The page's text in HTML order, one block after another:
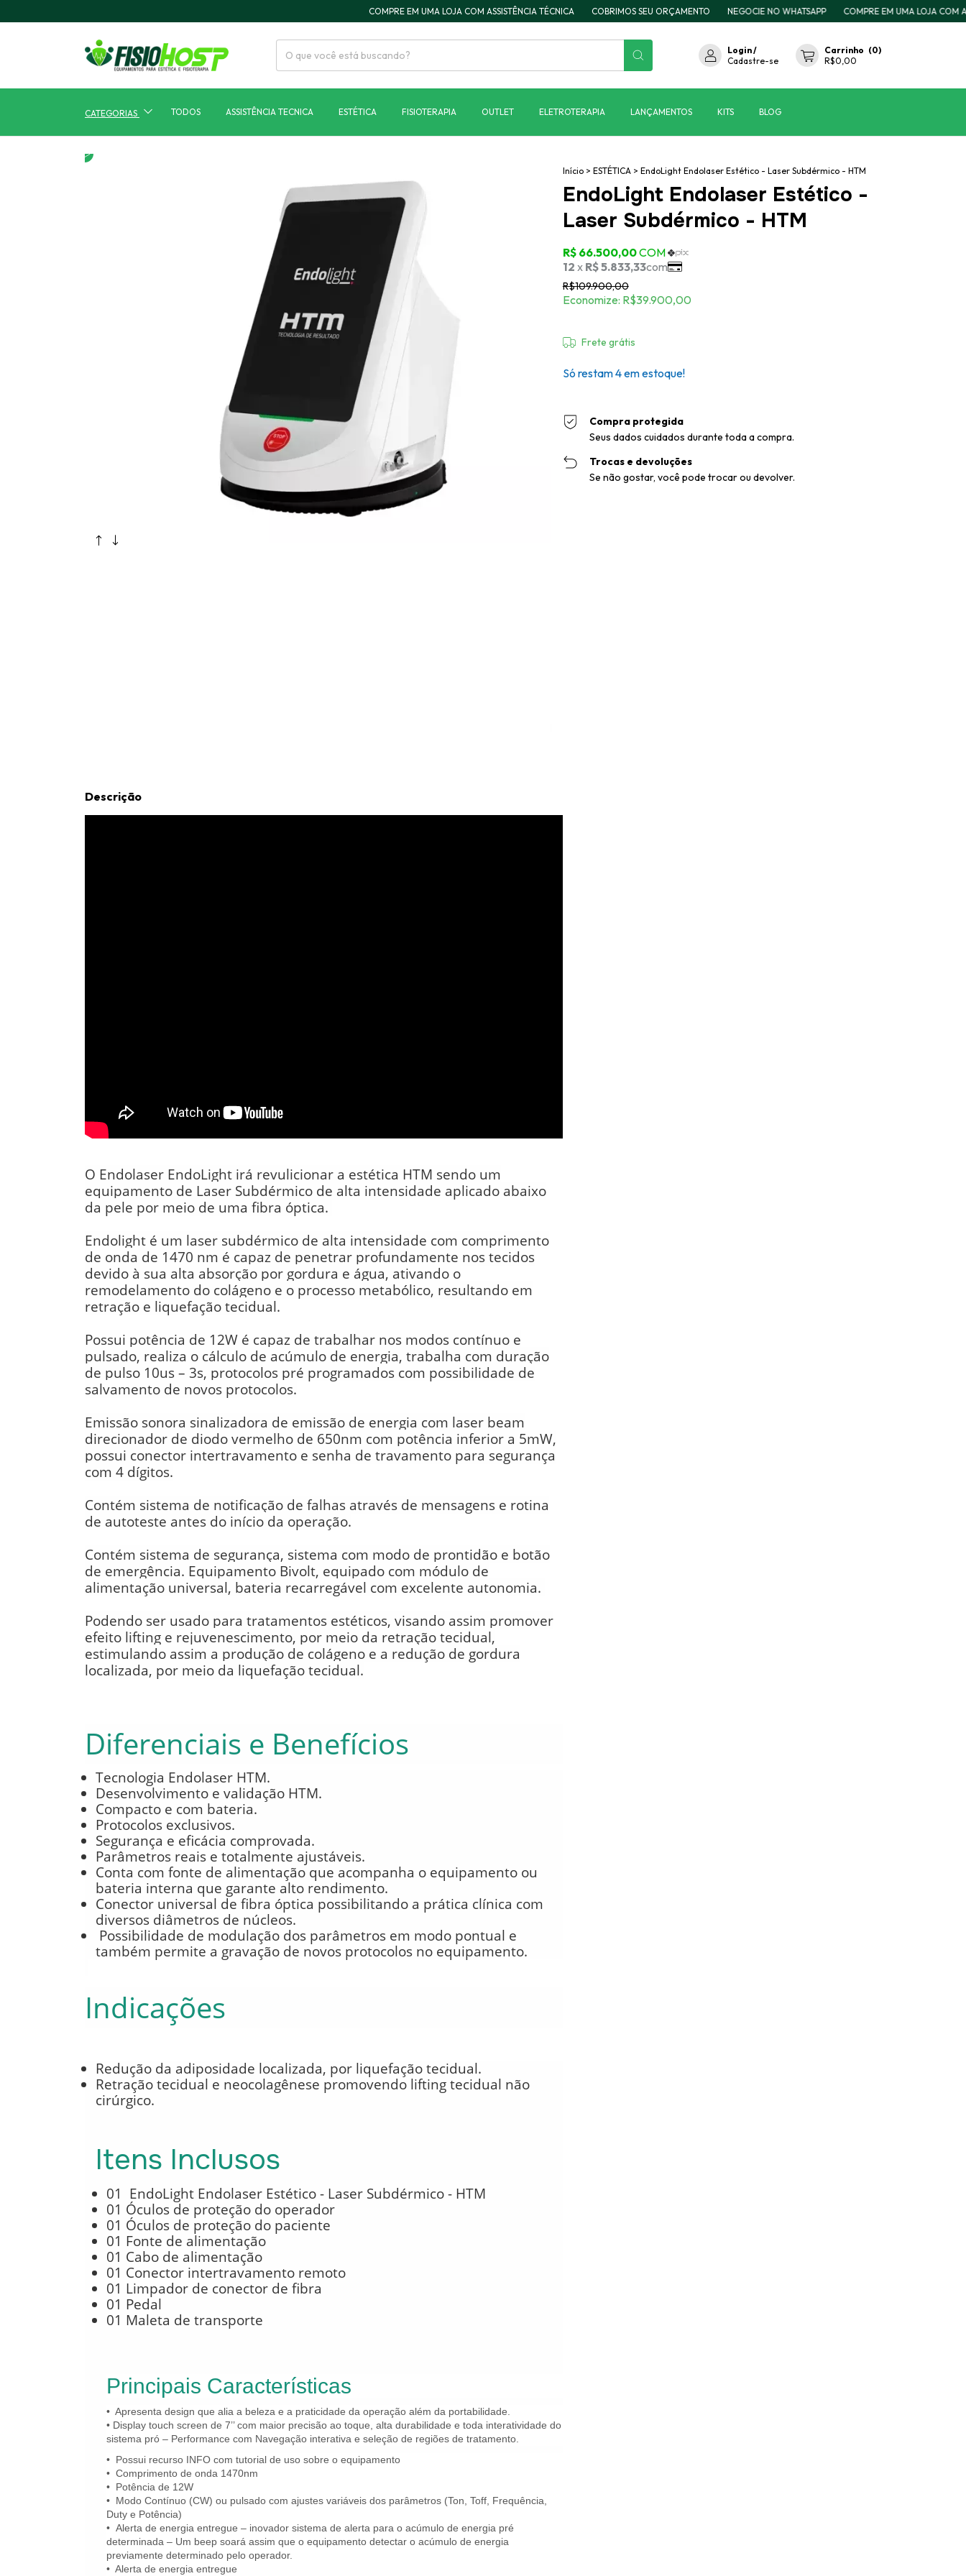
COMPRE EM UMA LOJA COM ASSISTÊNCIA TÉCNICA COBRIMOS SEU ORÇAMENTO NEGOCIE NO WHATSAPP COMPRE EM UMA LOJA COM
Login/
Cadastre-se
Carrinho (0)
R$0,00
CATEGORIAS TODOS ASSISTÊNCIA TECNICA ESTÉTICA FISIOTERAPIA OUTLET ELETROTERAPIA LANÇAMENTOS KITS BLOG
Início > ESTÉTICA > EndoLight Endolaser Estético - Laser Subdérmico - HTM
EndoLight Endolaser Estético -
Laser Subdérmico - HTM
R$109.900,00
Economize: R$39.900,00
Frete grátis
Só restam4em estoque!
Compra protegida
Seus dados cuidados durante toda a compra.
Trocas e devoluções
Se não gostar, você pode trocar ou devolver.
Descrição
O Endolaser EndoLight irá revulicionar a estética HTM sendo um
equipamento de Laser Subdérmico de alta intensidade aplicado abaixo
da pele por meio de uma fibra óptica.
Endolight é um laser subdérmico de alta intensidade com comprimento
de onda de 1470 nm é capaz de penetrar profundamente nos tecidos
devido à sua alta absorção por gordura e água, ativando o
remodelamento do colágeno e o processo metabólico, resultando em
retração e liquefação tecidual.
Possui potência de 12W é capaz de trabalhar nos modos contínuo e
pulsado, realiza o cálculo de acúmulo de energia, trabalha com duração
de pulso 10us – 3s, protocolos pré programados com possibilidade de
salvamento de novos protocolos.
Emissão sonora sinalizadora de emissão de energia com laser beam
direcionador de diodo vermelho de 650nm com potência inferior a 5mW,
possui conector intertravamento e senha de travamento para segurança
com 4 dígitos.
Contém sistema de notificação de falhas através de mensagens e rotina
de autoteste antes do início da operação.
Contém sistema de segurança, sistema com modo de prontidão e botão
de emergência. Equipamento Bivolt, equipado com módulo de
alimentação universal, bateria recarregável com excelente autonomia.
Podendo ser usado para tratamentos estéticos, visando assim promover
efeito lifting e rejuvenescimento, por meio da retração tecidual,
estimulando assim a produção de colágeno e a redução de gordura
localizada, por meio da liquefação tecidual.
Diferenciais e Benefícios
Tecnologia Endolaser HTM.
Desenvolvimento e validação HTM.
Compacto e com bateria.
Protocolos exclusivos.
Segurança e eficácia comprovada.
Parâmetros reais e totalmente ajustáveis.
Conta com fonte de alimentação que acompanha o equipamento ou
bateria interna que garante alto rendimento.
Conector universal de fibra óptica possibilitando a prática clínica com
diversos diâmetros de núcleos.
Possibilidade de modulação dos parâmetros em modo pontual e
também permite a gravação de novos protocolos no equipamento.
Indicações
Redução da adiposidade localizada, por liquefação tecidual.
Retração tecidual e neocolagênese promovendo lifting tecidual não
cirúrgico.
Itens Inclusos
01 EndoLight Endolaser Estético - Laser Subdérmico - HTM
01 Óculos de proteção do operador
01 Óculos de proteção do paciente
01 Fonte de alimentação
01 Cabo de alimentação
01 Conector intertravamento remoto
01 Limpador de conector de fibra
01 Pedal
01 Maleta de transporte
Principais Características
• Apresenta design que alia a beleza e a praticidade da operação além da portabilidade.
• Display touch screen de 7’’ com maior precisão ao toque, alta durabilidade e toda interatividade do
sistema pró – Performance com Navegação interativa e seleção de regiões de tratamento.
• Possui recurso INFO com tutorial de uso sobre o equipamento
• Comprimento de onda 1470nm
• Potência de 12W
• Modo Contínuo (CW) ou pulsado com ajustes variáveis dos parâmetros (Ton, Toff, Frequência,
Duty e Potência)
• Alerta de energia entregue – inovador sistema de alerta para o acúmulo de energia pré
determinada – Um beep soará assim que o equipamento detectar o acúmulo de energia
previamente determinado pelo operador.
• Alerta de energia entregue